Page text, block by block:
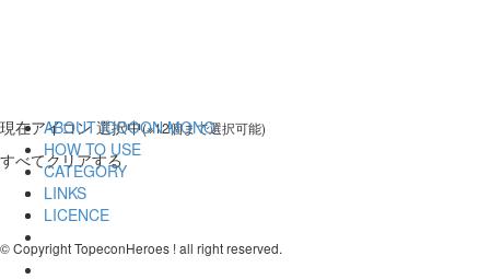
現在アイコン 選択中(※12個まで選択可能)
すべてクリアする
ABOUT ICOOON MONO
HOW TO USE
CATEGORY
LINKS
LICENCE
© Copyright TopeconHeroes ! all right reserved.